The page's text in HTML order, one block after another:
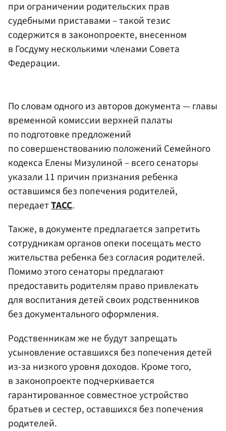
при ограничении родительских прав
судебными приставами – такой тезис
содержится в законопроекте, внесенном
в Госдуму несколькими членами Совета
Федерации.
По словам одного из авторов документа — главы
временной комиссии верхней палаты
по подготовке предложений
по совершенствованию положений Семейного
кодекса Елены Мизулиной – всего сенаторы
указали 11 причин признания ребенка
оставшимся без попечения родителей,
передаетТАСС.
Также, в документе предлагается запретить
сотрудникам органов опеки посещать место
жительства ребенка без согласия родителей.
Помимо этого сенаторы предлагают
предоставить родителям право привлекать
для воспитания детей своих родственников
без документального оформления.
Родственникам же не будут запрещать
усыновление оставшихся без попечения детей
из-за низкого уровня доходов. Кроме того,
в законопроекте подчеркивается
гарантированное совместное устройство
братьев и сестер, оставшихся без попечения
родителей.